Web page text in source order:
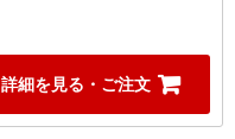
詳細を見る・ご注文